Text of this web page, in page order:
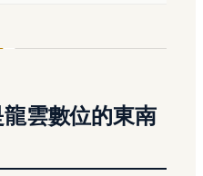
雲數位的東南